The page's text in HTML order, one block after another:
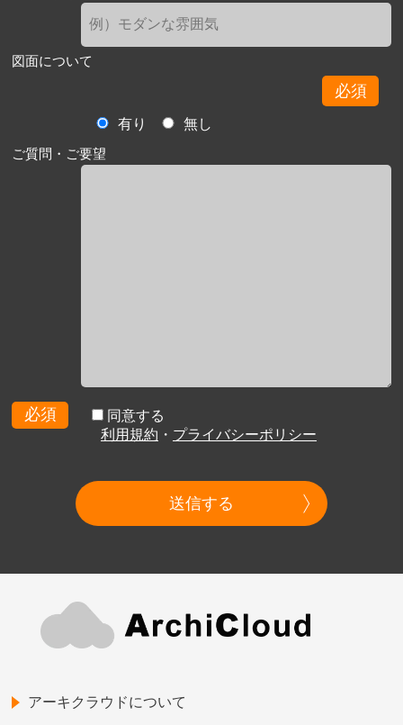
図面について
必須
有り
無し
ご質問・ご要望
必須
同意する
利用規約 ・ プライバシーポリシー
送信する
アーキクラウドについて